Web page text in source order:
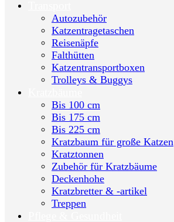
Autozubehör
Katzentragetaschen
Reisenäpfe
Falthütten
Katzentransportboxen
Trolleys & Buggys
Bis 100 cm
Bis 175 cm
Bis 225 cm
Kratzbaum für große Katzen
Kratztonnen
Zubehör für Kratzbäume
Deckenhohe
Kratzbretter & -artikel
Treppen